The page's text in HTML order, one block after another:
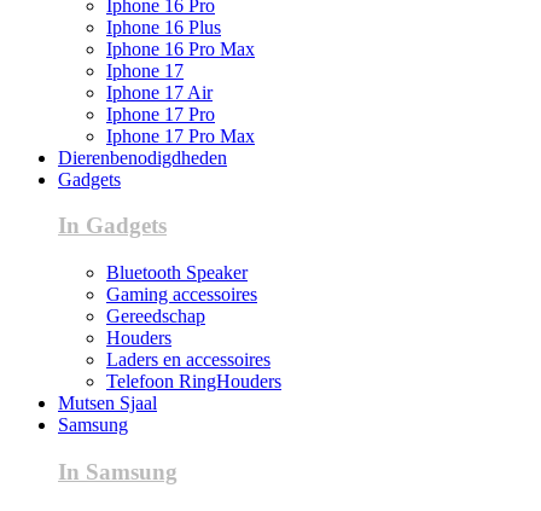
Iphone 16 Pro
Iphone 16 Plus
Iphone 16 Pro Max
Iphone 17
Iphone 17 Air
Iphone 17 Pro
Iphone 17 Pro Max
Dierenbenodigdheden
Gadgets
In Gadgets
Bluetooth Speaker
Gaming accessoires
Gereedschap
Houders
Laders en accessoires
Telefoon RingHouders
Mutsen Sjaal
Samsung
In Samsung